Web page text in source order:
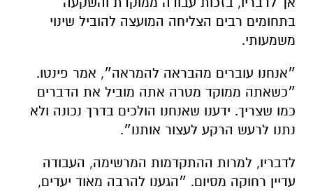
בתחומים רבים הצליחה המועצה להוביל שינוי
משמעותי.
״אנחנו עוברים מהבראה להמראה״, אמר פינטו.
״כשאתה ממוקד מטרה אתה מוביל את הדברים
כמו שצריך. ידענו שאנחנו הולכים בדרך נכונה ולא
נתנו לרעש הרקע לעצור אותנו״.
לדבריו, למרות ההתקדמות המרשימה, העבודה
עדיין רחוקה מסיום. ״הגענו להרבה מאוד יעדים,